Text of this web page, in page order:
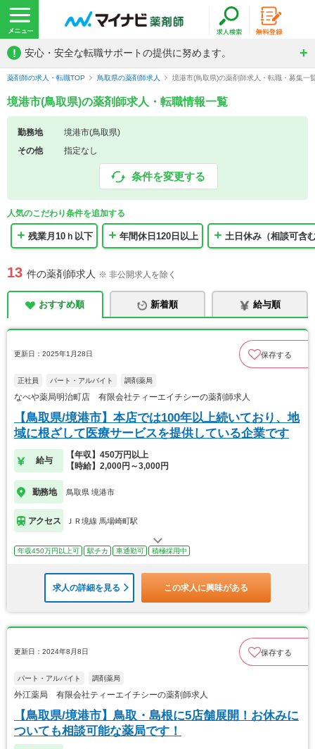
! 安心・安全な転職サポートの提供に努めます。
薬剤師の求人・転職TOP 鳥取県の薬剤師求人 境港市(鳥取県)の薬剤師求人・転職・募集一
境港市(鳥取県)の薬剤師求人・転職情報一覧
勤務地
境港市(鳥取県)
その他
指定なし
条件を変更する
人気のこだわり条件を追加する
残業月10ｈ以下 年間休日120日以上 土日休み（相談可含
13 件の薬剤師求人 ※ 非公開求人を除く
おすすめ順 新着順 給与順
更新日：2025年1月28日 保存する
正社員 パート・アルバイト 調剤薬局
なべや薬局明治町店 有限会社ティーエイチシーの薬剤師求人
【鳥取県/境港市】本店では100年以上続いており、地
域に根ざして医療サービスを提供している企業です
給与
【年収】450万円以上
【時給】2,000円～3,000円
勤務地 鳥取県 境港市
アクセス ＪＲ境線 馬場崎町駅
年収450万円以上可 駅チカ 車通勤可 積極採用中
求人の詳細を見る この求人に興味がある
更新日：2024年8月8日 保存する
パート・アルバイト 調剤薬局
外江薬局 有限会社ティーエイチシーの薬剤師求人
【鳥取県/境港市】鳥取・島根に5店舗展開！お休みに
ついても相談可能な薬局です！